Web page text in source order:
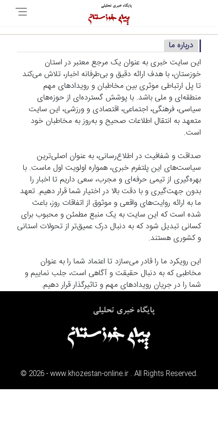
درباره ما
این سایت خبری به عنوان یک مرجع معتبر در استان
خوزستان، با هدف ارائه دقیق و بی‌طرفانه اخبار، تلاش می‌کند
تا پل ارتباطی موثری بین مخاطبان و رویدادهای مهم
منطقه‌ای و ملی باشد. با پوشش گسترده‌ای از حوزه‌های
سیاسی، فرهنگی، اجتماعی، اقتصادی و ورزشی، این سایت
متعهد به انتقال اطلاعات صحیح و به‌روز به مخاطبان خود
است.
صداقت و شفافیت در اطلاع‌رسانی، به عنوان اصلی‌ترین
سیاست‌های این پلتفرم خبری، همواره اولویت اول ماست. با
بهره‌گیری از تیمی حرفه‌ای و مجرب، سعی داریم تا اخبار را
بدون جهت‌گیری و با دقت بالا در اختیار شما قرار دهیم. تعهد
ما به ارائه روایت‌های واقعی و موثوق از اتفاقات روز، باعث
شده است که این سایت به یک منبع مطمئن و محبوب برای
کسانی تبدیل شود که به دنبال درک عمیق‌تر از تحولات استانی
و کشوری هستند.
این رویکرد ما را قادر می‌سازد تا اعتماد شما را به عنوان
مخاطبی که به دنبال حقیقت و آگاهی است، جلب نماییم و
شما را در جریان رویدادهای مهم و تاثیرگذار قرار دهیم.
© 2026- www.khozestan-online.ir . All Rights Reserved.